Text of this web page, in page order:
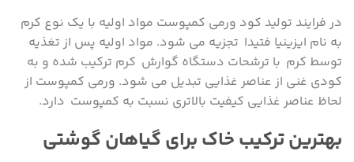
در فرایند تولید کود ورمی کمپوست مواد اولیه با یک نوع کرم
به نام ایزینیا فتیدا تجزیه می شود. مواد اولیه پس از تغذیه
توسط کرم با ترشحات دستگاه گوارش کرم ترکیب شده و به
کودی غنی از عناصر غذایی تبدیل می شود. ورمی کمپوست از
لحاظ عناصر غذایی کیفیت بالاتری نسبت به کمپوست دارد.
بهترین ترکیب خاک برای گیاهان گوشتی